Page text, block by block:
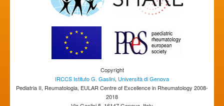
Copyright
IRCCS Istituto G. Gaslini, Università di Genova
Pediatria II, Reumatologia, EULAR Centre of Excellence in Rheumatology 2008-
2018